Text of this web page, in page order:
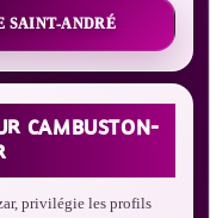
SAINT-ANDRÉ
CAMBUSTON-
privilégie les profils